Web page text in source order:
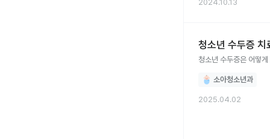
2024.10.13
청소년 수두증 치
청소년 수두증은 어떻
소아청소년과
2025.04.02